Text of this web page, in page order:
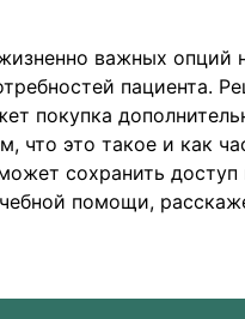
важных опций
пациента.
покупка
что это такое и как
сохранить доступ
помощи,